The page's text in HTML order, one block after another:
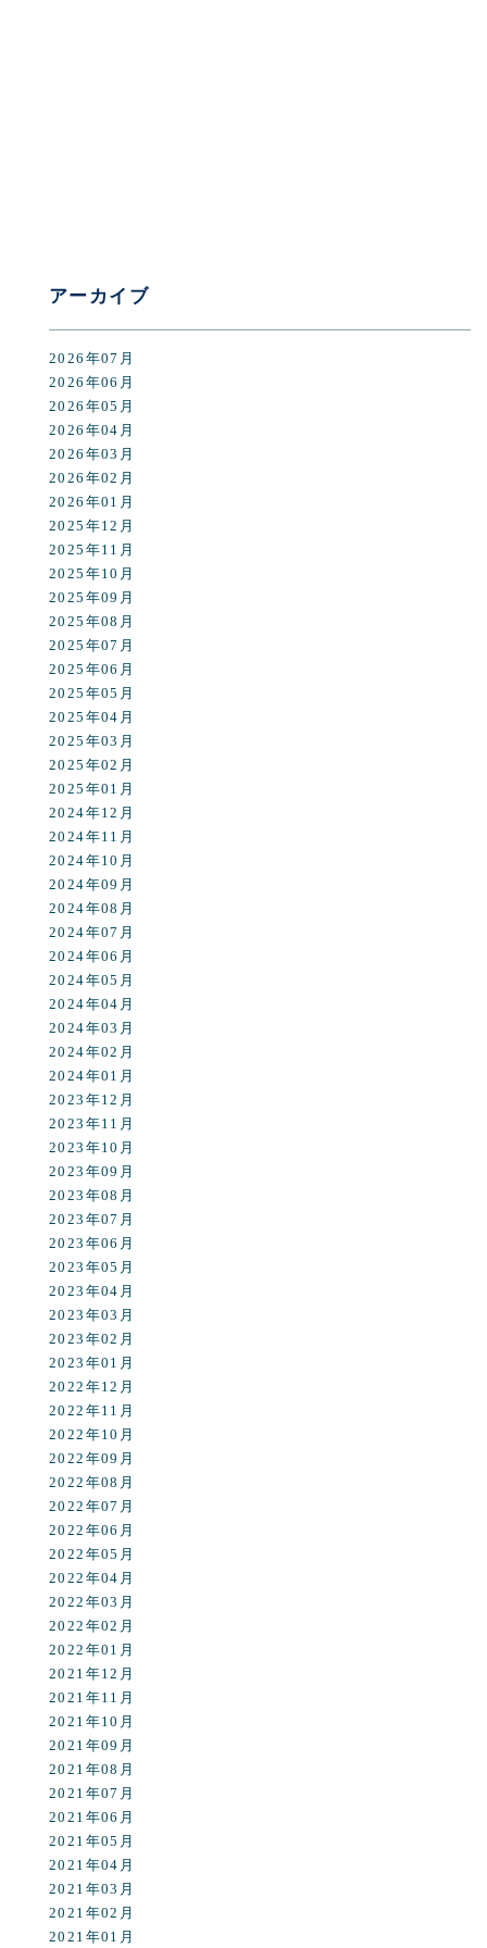
アーカイブ
2026年07月
2026年06月
2026年05月
2026年04月
2026年03月
2026年02月
2026年01月
2025年12月
2025年11月
2025年10月
2025年09月
2025年08月
2025年07月
2025年06月
2025年05月
2025年04月
2025年03月
2025年02月
2025年01月
2024年12月
2024年11月
2024年10月
2024年09月
2024年08月
2024年07月
2024年06月
2024年05月
2024年04月
2024年03月
2024年02月
2024年01月
2023年12月
2023年11月
2023年10月
2023年09月
2023年08月
2023年07月
2023年06月
2023年05月
2023年04月
2023年03月
2023年02月
2023年01月
2022年12月
2022年11月
2022年10月
2022年09月
2022年08月
2022年07月
2022年06月
2022年05月
2022年04月
2022年03月
2022年02月
2022年01月
2021年12月
2021年11月
2021年10月
2021年09月
2021年08月
2021年07月
2021年06月
2021年05月
2021年04月
2021年03月
2021年02月
2021年01月